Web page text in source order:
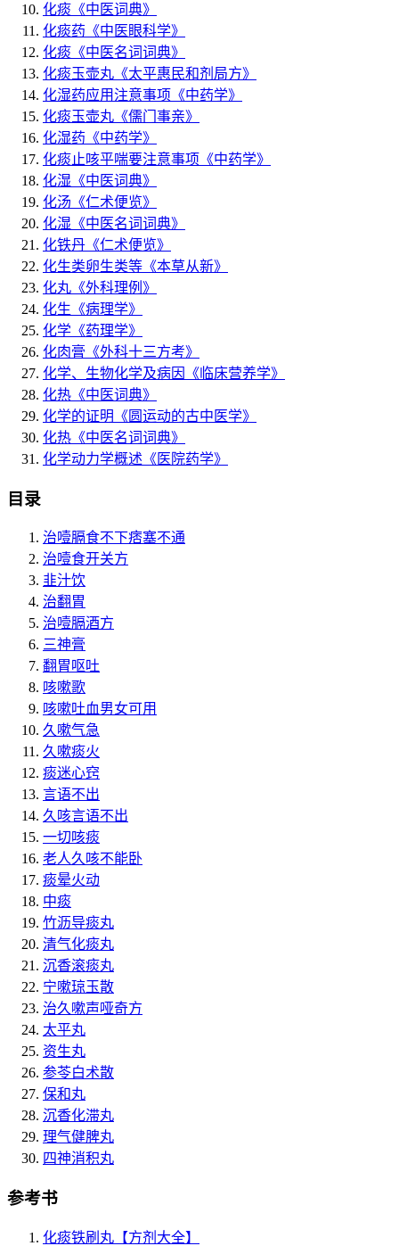
化痰 《中医词典》
化痰药 《中医眼科学》
化痰 《中医名词词典》
化痰玉壶丸 《太平惠民和剂局方》
化湿药应用注意事项 《中药学》
化痰玉壶丸 《儒门事亲》
化湿药 《中药学》
化痰止咳平喘要注意事项 《中药学》
化湿 《中医词典》
化汤 《仁术便览》
化湿 《中医名词词典》
化铁丹 《仁术便览》
化生类卵生类等 《本草从新》
化丸 《外科理例》
化生 《病理学》
化学 《药理学》
化肉膏 《外科十三方考》
化学、生物化学及病因
《临床营养学》
化热 《中医词典》
化学的证明 《圆运动的古中医学》
化热 《中医名词词典》
化学动力学概述 《医院药学》
目录
治噎膈食不下痞塞不通
治噎食开关方
韭汁饮
治翻胃
治噎膈酒方
三神膏
翻胃呕吐
咳嗽歌
咳嗽吐血男女可用
久嗽气急
久嗽痰火
痰迷心窍
言语不出
久咳言语不出
一切咳痰
老人久咳不能卧
痰晕火动
中痰
竹沥导痰丸
清气化痰丸
沉香滚痰丸
宁嗽琼玉散
治久嗽声哑奇方
太平丸
资生丸
参苓白术散
保和丸
沉香化滞丸
理气健脾丸
四神消积丸
参考书
化痰铁刷丸 【方剂大全】